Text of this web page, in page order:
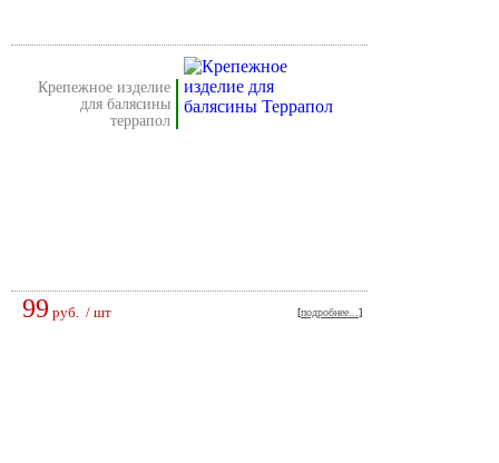
крепежное изделие
для балясины
террапол
99 руб. / шт [подробнее... ]